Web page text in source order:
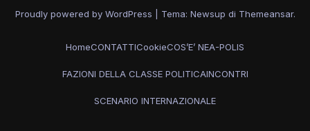
Proudly powered by WordPress Tema: Newsup di Themeansar.
HomeCONTATTICookieCOS’E’ NEA-POLIS
FAZIONI DELLA CLASSE POLITICAINCONTRI
SCENARIO INTERNAZIONALE